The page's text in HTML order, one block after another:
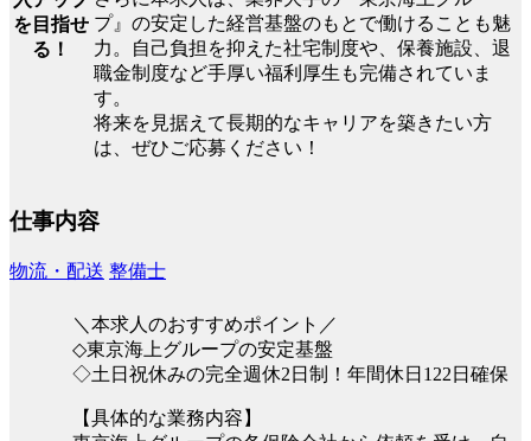
を目指せ
る！
プ』の安定した経営基盤のもとで働けることも魅
力。自己負担を抑えた社宅制度や、保養施設、退
職金制度など手厚い福利厚生も完備されていま
す。
将来を見据えて長期的なキャリアを築きたい方
は、ぜひご応募ください！
仕事内容
物流・配送 整備士
＼本求人のおすすめポイント／
◇東京海上グループの安定基盤
◇土日祝休みの完全週休2日制！年間休日122日確保
【具体的な業務内容】